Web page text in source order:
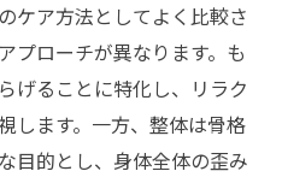
ケア方法としてよく比較さ
プローチが異なります。も
げることに特化し、リラク
します。一方、整体は骨格
目的とし、身体全体の歪み